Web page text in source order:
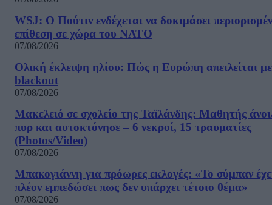
WSJ: Ο Πούτιν ενδέχεται να δοκιμάσει
επίθεση σε χώρα του ΝΑΤΟ
07/08/2026
Ολική έκλειψη ηλίου: Πώς η Ευρώπη απειλείται με
blackout
07/08/2026
Μακελειό σε σχολείο της Ταϊλάνδης: Μαθητής
πυρ και αυτοκτόνησε – 6 νεκροί, 15 τραυματίες
(Photos/Video)
07/08/2026
Μπακογιάννη για πρόωρες εκλογές: «Το σύμπαν
πλέον εμπεδώσει πως δεν υπάρχει τέτοιο θέμα»
07/08/2026